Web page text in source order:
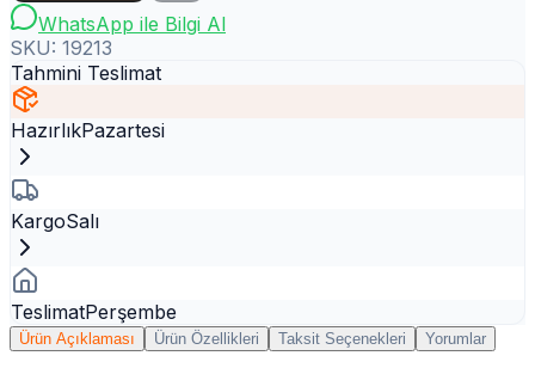
WhatsApp ile Bilgi Al
SKU: 19213
Tahmini Teslimat
HazırlıkPazartesi
KargoSalı
TeslimatPerşembe
Ürün Açıklaması Ürün Özellikleri Taksit Seçenekleri Yorumlar